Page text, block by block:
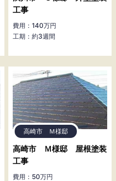
工事
費用：140万円
工期：約3週間
高崎市 Ｍ様邸
高崎市 Ｍ様邸 屋根塗装
工事
費用：50万円